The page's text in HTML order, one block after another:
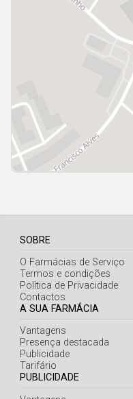
SOBRE
O Farmácias de Serviço
Termos e condições
Política de Privacidade
Contactos
A SUA FARMÁCIA
Vantagens
Presença destacada
Publicidade
Tarifário
PUBLICIDADE